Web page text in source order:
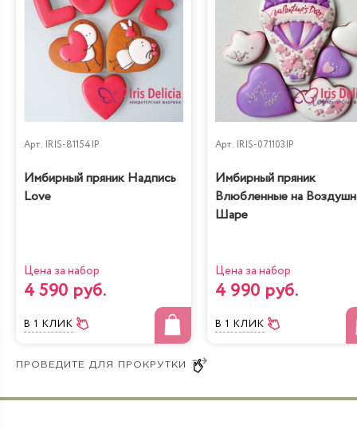
Арт. IRIS-81154IP
Имбирный пряник Надпись
Love
Цена за набор
4 590 руб.
В 1 КЛИК
Арт. IRIS-071103IP
Имбирный пряник
Влюбленные на
Шаре
Цена за набор
4 990 руб.
В 1 КЛИК